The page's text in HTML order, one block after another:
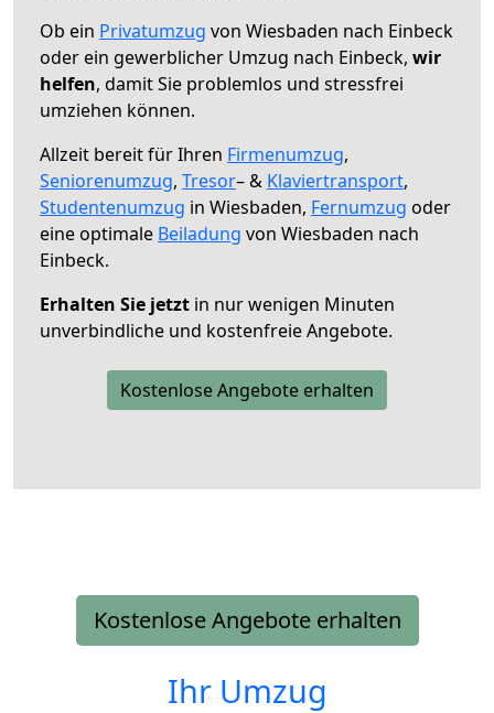
Ob ein Privatumzug von Wiesbaden nach Einbeck
oder ein gewerblicher Umzug nach Einbeck, wir
helfen, damit Sie problemlos und stressfrei
umziehen können.
Allzeit bereit für Ihren Firmenumzug,
Seniorenumzug, Tresor– & Klaviertransport,
Studentenumzug in Wiesbaden, Fernumzug oder
eine optimale Beiladung von Wiesbaden nach
Einbeck.
Erhalten Sie jetzt in nur wenigen Minuten
unverbindliche und kostenfreie Angebote.
Kostenlose Angebote erhalten
Kostenlose Angebote erhalten
Ihr Umzug